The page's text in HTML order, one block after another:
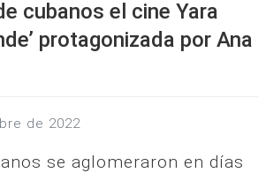
cubanos el cine Yara
protagonizada por Ana
de 2022
se aglomeraron en días